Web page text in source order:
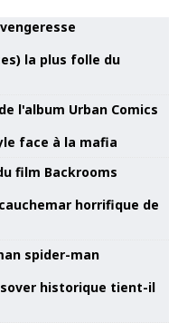
la plus folle du
face à la mafia
horrifique de
historique tient-il